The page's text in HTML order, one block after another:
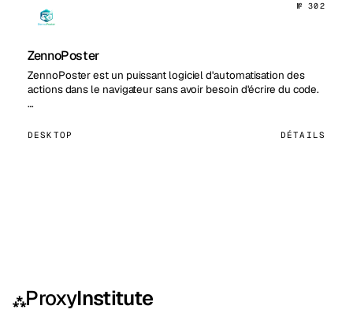
№ 302
ZennoPoster
ZennoPoster est un puissant logiciel d'automatisation des
actions dans le navigateur sans avoir besoin d'écrire du code.
…
DESKTOP DÉTAILS
⁂ProxyInstitute